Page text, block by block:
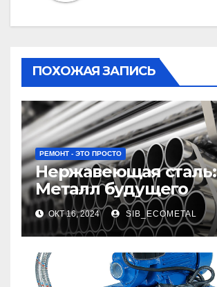
ПОХОЖАЯ ЗАПИСЬ
РЕМОНТ - ЭТО ПРОСТО
Нержавеющая сталь:
Металл будущего
ОКТ 16, 2024 SIB_ECOMETAL